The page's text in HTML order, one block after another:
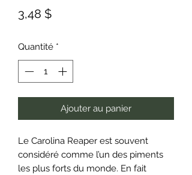
3,48 $Prix
Quantité *
Ajouter au panier
Le Carolina Reaper est souvent
considéré comme l’un des piments
les plus forts du monde. En fait